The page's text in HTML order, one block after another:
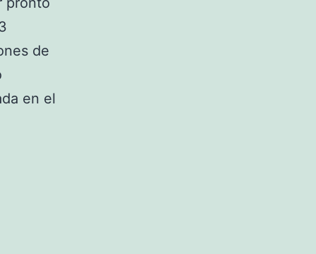
de
en el